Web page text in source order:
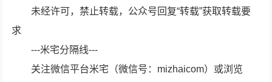
未经许可，禁止转载，公众号回复“转载”获取转载要
求
---米宅分隔线---
关注微信平台米宅（微信号：mizhaicom）或浏览